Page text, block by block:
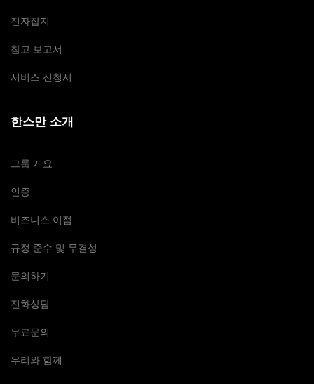
전자잡지
참고 보고서
서비스 신청서
한스만 소개
그룹 개요
인증
비즈니스 이점
규정 준수 및 무결성
문의하기
전화상담
무료문의
우리와 함께